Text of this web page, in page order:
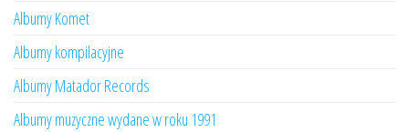
Albumy Komet
Albumy kompilacyjne
Albumy Matador Records
Albumy muzyczne wydane w roku 1991